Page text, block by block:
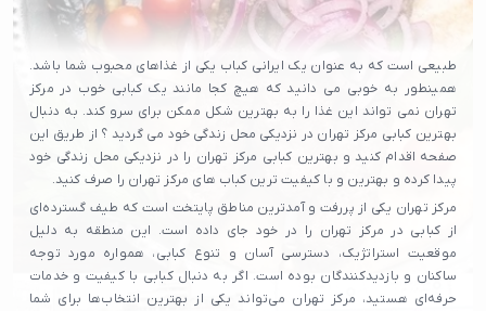
طبیعی است که به عنوان یک ایرانی کباب یکی از غذاهای محبوب شما باشد.
همینطور به خوبی می دانید که هیچ کجا مانند یک کبابی خوب در مرکز
تهران نمی تواند این غذا را به بهترین شکل ممکن برای سرو کند. به دنبال
بهترین کبابی مرکز تهران در نزدیکی محل زندگی خود می گردید ؟ از طریق این
صفحه اقدام کنید و بهترین کبابی مرکز تهران را در نزدیکی محل زندگی خود
پیدا کرده و بهترین و با کیفیت ترین کباب های مرکز تهران را صرف کنید.
مرکز تهران یکی از پررفت و آمدترین مناطق پایتخت است که طیف گسترده‌ای
از کبابی در مرکز تهران را در خود جای داده است. این منطقه به دلیل
موقعیت استراتژیک، دسترسی آسان و تنوع کبابی، همواره مورد توجه
ساکنان و بازدیدکنندگان بوده است. اگر به دنبال کبابی با کیفیت و خدمات
حرفه‌ای هستید، مرکز تهران می‌تواند یکی از بهترین انتخاب‌ها برای شما